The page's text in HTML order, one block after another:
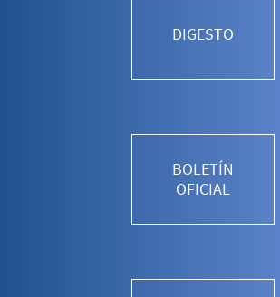
DIGESTO
BOLETÍN
OFICIAL